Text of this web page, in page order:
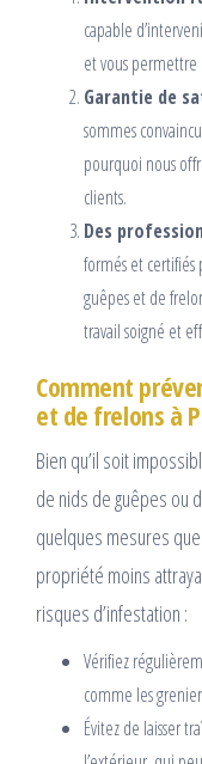
capable
et vous
Garantie de
sommes
pourquoi nous
clients.
Des
formés et
guêpes et de
travail soigné et
Comment
et de frelons à
Bien qu’il soit
de nids de guêpes ou
quelques mesures
propriété moins
risques d’infestation :
Vérifiez
comme les
Évitez de laisser